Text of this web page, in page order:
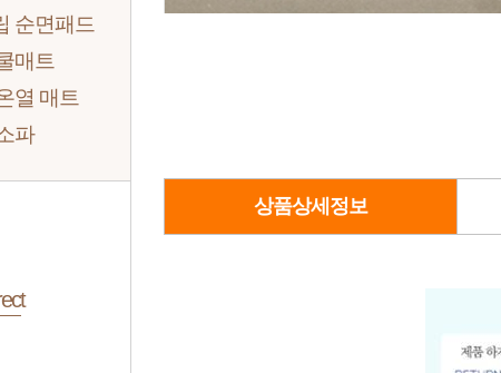
순면패드
매트
열 매트
파
상품상세정보